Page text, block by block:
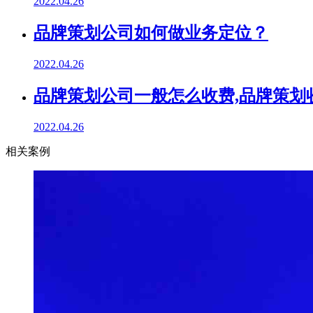
品牌策划公司如何做业务定位？
2022.04.26
品牌策划公司一般怎么收费,品牌策划
2022.04.26
相关案例